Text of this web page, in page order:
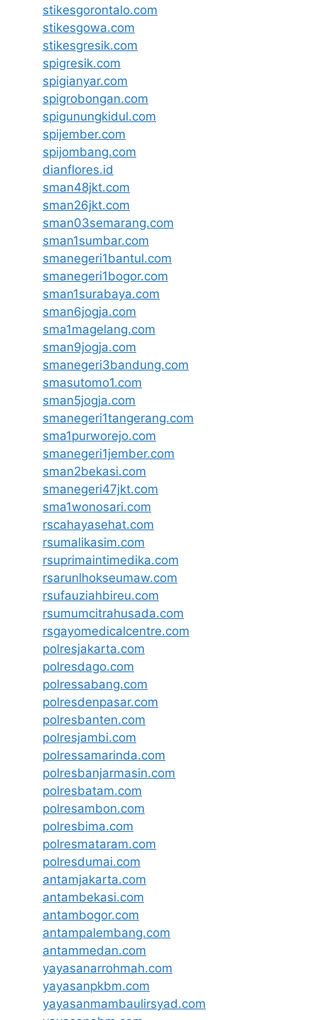
stikesgorontalo.com
stikesgowa.com
stikesgresik.com
spigresik.com
spigianyar.com
spigrobongan.com
spigunungkidul.com
spijember.com
spijombang.com
dianflores.id
sman48jkt.com
sman26jkt.com
sman03semarang.com
sman1sumbar.com
smanegeri1bantul.com
smanegeri1bogor.com
sman1surabaya.com
sman6jogja.com
sma1magelang.com
sman9jogja.com
smanegeri3bandung.com
smasutomo1.com
sman5jogja.com
smanegeri1tangerang.com
sma1purworejo.com
smanegeri1jember.com
sman2bekasi.com
smanegeri47jkt.com
sma1wonosari.com
rscahayasehat.com
rsumalikasim.com
rsuprimaintimedika.com
rsarunlhokseumaw.com
rsufauziahbireu.com
rsumumcitrahusada.com
rsgayomedicalcentre.com
polresjakarta.com
polresdago.com
polressabang.com
polresdenpasar.com
polresbanten.com
polresjambi.com
polressamarinda.com
polresbanjarmasin.com
polresbatam.com
polresambon.com
polresbima.com
polresmataram.com
polresdumai.com
antamjakarta.com
antambekasi.com
antambogor.com
antampalembang.com
antammedan.com
yayasanarrohmah.com
yayasanpkbm.com
yayasanmambaulirsyad.com